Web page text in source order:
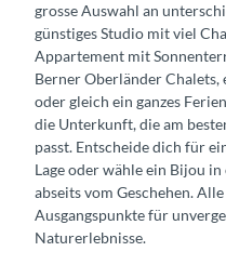
grosse Auswahl an
günstiges Studio mit viel
Appartement mit
Berner Oberländer Chalets,
oder gleich ein ganzes
die Unterkunft, die am
passt. Entscheide dich für
Lage oder wähle ein Bijou
abseits vom Geschehen.
Ausgangspunkte für
Naturerlebnisse.